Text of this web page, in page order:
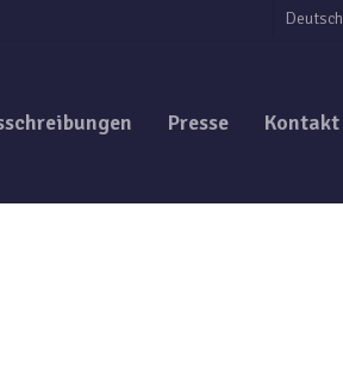
Deutsch
Presse Kontakt